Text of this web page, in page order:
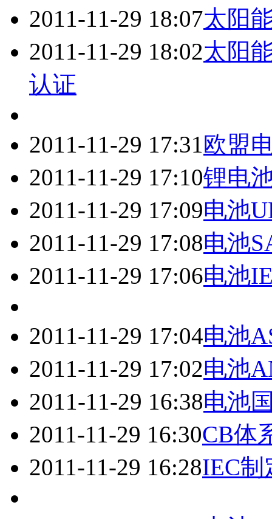
2011-11-29 18:07太阳
2011-11-29 18:02太阳
认证
2011-11-29 17:31欧盟
2011-11-29 17:10锂电
2011-11-29 17:09电池
2011-11-29 17:08电池
2011-11-29 17:06电池
2011-11-29 17:04电池
2011-11-29 17:02电池
2011-11-29 16:38电池
2011-11-29 16:30CB体
2011-11-29 16:28IEC制